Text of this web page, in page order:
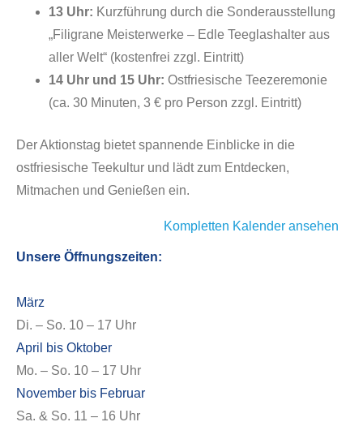
13 Uhr: Kurzführung durch die Sonderausstellung
„Filigrane Meisterwerke – Edle Teeglashalter aus
aller Welt“ (kostenfrei zzgl. Eintritt)
14 Uhr und 15 Uhr: Ostfriesische Teezeremonie
(ca. 30 Minuten, 3 € pro Person zzgl. Eintritt)
Der Aktionstag bietet spannende Einblicke in die
ostfriesische Teekultur und lädt zum Entdecken,
Mitmachen und Genießen ein.
Kompletten Kalender ansehen
Unsere Öffnungszeiten:
März
Di. – So. 10 – 17 Uhr
April bis Oktober
Mo. – So. 10 – 17 Uhr
November bis Februar
Sa. & So. 11 – 16 Uhr